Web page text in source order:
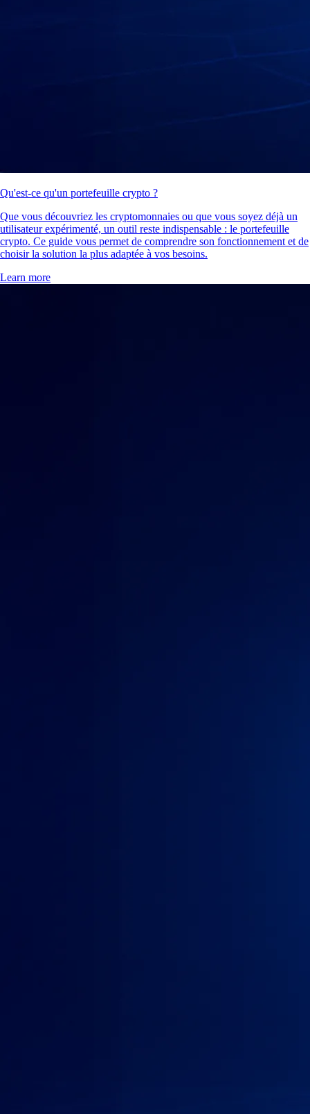
Qu'est-ce qu'un portefeuille crypto ?
Que vous découvriez les cryptomonnaies ou que vous soyez déjà un
utilisateur expérimenté, un outil reste indispensable : le portefeuille
crypto. Ce guide vous permet de comprendre son fonctionnement et de
choisir la solution la plus adaptée à vos besoins.
Learn more